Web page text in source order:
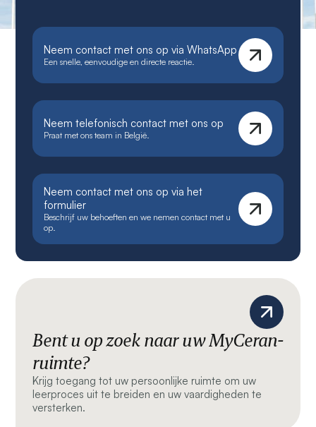
Neem contact met ons op via WhatsApp
Een snelle, eenvoudige en directe reactie.
Neem telefonisch contact met ons op
Praat met ons team in België.
Neem contact met ons op via het
formulier
Beschrijf uw behoeften en we nemen contact met u
op.
Bent u op zoek naar uw MyCeran-
ruimte?
Krijg toegang tot uw persoonlijke ruimte om uw
leerproces uit te breiden en uw vaardigheden te
versterken.